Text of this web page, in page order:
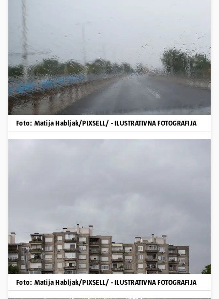
Foto: Matija Habljak/PIXSELL/ - ILUSTRATIVNA FOTOGRAFIJA
Foto: Matija Habljak/PIXSELL/ - ILUSTRATIVNA FOTOGRAFIJA